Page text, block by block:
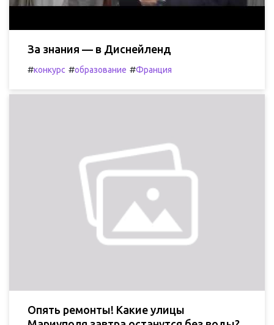
За знания — в Диснейленд
#конкурс #образование #Франция
Опять ремонты! Какие улицы